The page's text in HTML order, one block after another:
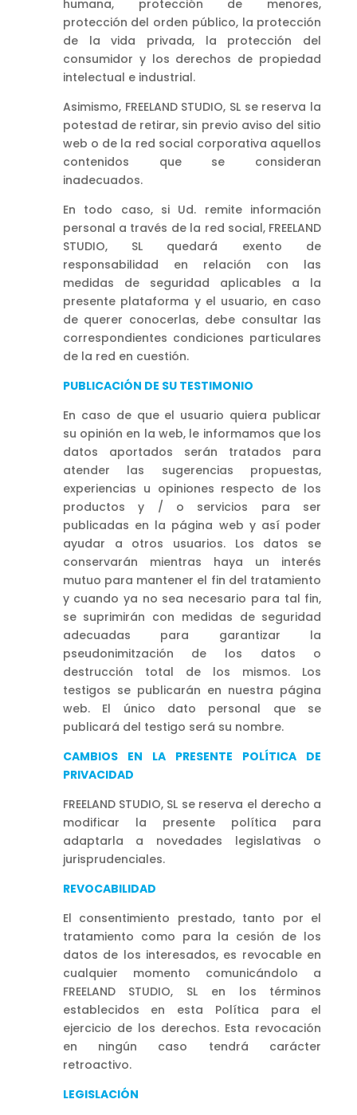
humana, protección de menores,
protección del orden público, la protección
de la vida privada, la protección del
consumidor y los derechos de propiedad
intelectual e industrial.
Asimismo, FREELAND STUDIO, SL se reserva la
potestad de retirar, sin previo aviso del sitio
web o de la red social corporativa aquellos
contenidos que se consideran
inadecuados.
En todo caso, si Ud. remite información
personal a través de la red social, FREELAND
STUDIO, SL quedará exento de
responsabilidad en relación con las
medidas de seguridad aplicables a la
presente plataforma y el usuario, en caso
de querer conocerlas, debe consultar las
correspondientes condiciones particulares
de la red en cuestión.
PUBLICACIÓN DE SU TESTIMONIO
En caso de que el usuario quiera publicar
su opinión en la web, le informamos que los
datos aportados serán tratados para
atender las sugerencias propuestas,
experiencias u opiniones respecto de los
productos y / o servicios para ser
publicadas en la página web y así poder
ayudar a otros usuarios. Los datos se
conservarán mientras haya un interés
mutuo para mantener el fin del tratamiento
y cuando ya no sea necesario para tal fin,
se suprimirán con medidas de seguridad
adecuadas para garantizar la
pseudonimitzación de los datos o
destrucción total de los mismos. Los
testigos se publicarán en nuestra página
web. El único dato personal que se
publicará del testigo será su nombre.
CAMBIOS EN LA PRESENTE POLÍTICA DE
PRIVACIDAD
FREELAND STUDIO, SL se reserva el derecho a
modificar la presente política para
adaptarla a novedades legislativas o
jurisprudenciales.
REVOCABILIDAD
El consentimiento prestado, tanto por el
tratamiento como para la cesión de los
datos de los interesados, es revocable en
cualquier momento comunicándolo a
FREELAND STUDIO, SL en los términos
establecidos en esta Política para el
ejercicio de los derechos. Esta revocación
en ningún caso tendrá carácter
retroactivo.
LEGISLACIÓN